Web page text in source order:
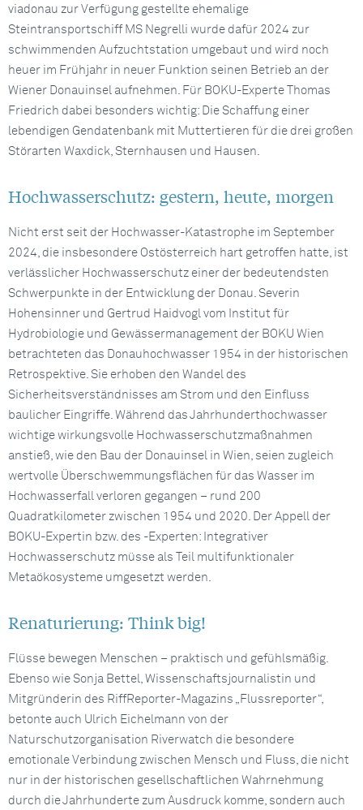
viadonau zur Verfügung gestellte ehemalige
Steintransportschiff MS Negrelli wurde dafür 2024 zur
schwimmenden Aufzuchtstation umgebaut und wird noch
heuer im Frühjahr in neuer Funktion seinen Betrieb an der
Wiener Donauinsel aufnehmen. Für BOKU-Experte Thomas
Friedrich dabei besonders wichtig: Die Schaffung einer
lebendigen Gendatenbank mit Muttertieren für die drei großen
Störarten Waxdick, Sternhausen und Hausen.
Hochwasserschutz: gestern, heute, morgen
Nicht erst seit der Hochwasser-Katastrophe im September
2024, die insbesondere Ostösterreich hart getroffen hatte, ist
verlässlicher Hochwasserschutz einer der bedeutendsten
Schwerpunkte in der Entwicklung der Donau. Severin
Hohensinner und Gertrud Haidvogl vom Institut für
Hydrobiologie und Gewässermanagement der BOKU Wien
betrachteten das Donauhochwasser 1954 in der historischen
Retrospektive. Sie erhoben den Wandel des
Sicherheitsverständnisses am Strom und den Einfluss
baulicher Eingriffe. Während das Jahrhunderthochwasser
wichtige wirkungsvolle Hochwasserschutzmaßnahmen
anstieß, wie den Bau der Donauinsel in Wien, seien zugleich
wertvolle Überschwemmungsflächen für das Wasser im
Hochwasserfall verloren gegangen – rund 200
Quadratkilometer zwischen 1954 und 2020. Der Appell der
BOKU-Expertin bzw. des -Experten: Integrativer
Hochwasserschutz müsse als Teil multifunktionaler
Metaökosysteme umgesetzt werden.
Renaturierung: Think big!
Flüsse bewegen Menschen – praktisch und gefühlsmäßig.
Ebenso wie Sonja Bettel, Wissenschaftsjournalistin und
Mitgründerin des RiffReporter-Magazins „Flussreporter“,
betonte auch Ulrich Eichelmann von der
Naturschutzorganisation Riverwatch die besondere
emotionale Verbindung zwischen Mensch und Fluss, die nicht
nur in der historischen gesellschaftlichen Wahrnehmung
durch die Jahrhunderte zum Ausdruck komme, sondern auch